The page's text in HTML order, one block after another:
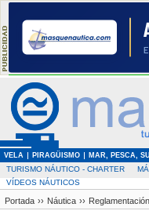
VELA PIRAGÜISMO MAR, PESCA,
TURISMO NÁUTICO - CHARTER
VÍDEOS NÁUTICOS
Portada ›› Náutica ›› Reglamentación